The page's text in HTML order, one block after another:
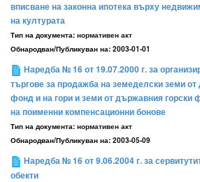
вписване на законна ипотека върху
на културата
Тип на документа: нормативен акт
Обнародван/Публикуван на: 2003-01-01
Наредба № 16 от 19.07.2000 г. за
търгове за продажба на земеделски земи
фонд и на гори и земи от държавния горски
на поименни компенсационни бонове
Тип на документа: нормативен акт
Обнародван/Публикуван на: 2003-05-09
Наредба № 16 от 9.06.2004 г. за
обекти